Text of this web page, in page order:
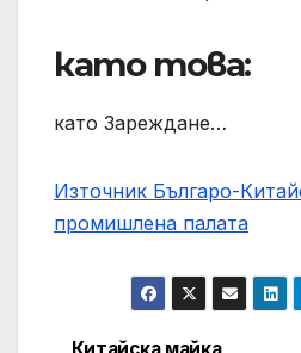
като това:
като Зареждане…
Източник Българо-
промишлена палaта
Китайска майка